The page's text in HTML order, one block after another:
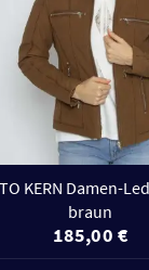
KERN Damen-
braun
185,00 €